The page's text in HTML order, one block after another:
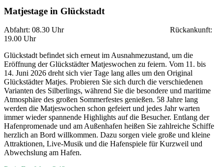
Matjestage in Glückstadt
Abfahrt: 08.30 Uhr Rückankunft:
19.00 Uhr
Glückstadt befindet sich erneut im Ausnahmezustand, um die
Eröffnung der Glückstädter Matjeswochen zu feiern. Vom 11. bis
14. Juni 2026 dreht sich vier Tage lang alles um den Original
Glückstädter Matjes. Probieren Sie sich durch die verschiedenen
Varianten des Silberlings, während Sie die besondere und maritime
Atmosphäre des großen Sommerfestes genießen. 58 Jahre lang
werden die Matjeswochen schon gefeiert und jedes Jahr warten
immer wieder spannende Highlights auf die Besucher. Entlang der
Hafenpromenade und am Außenhafen heißen Sie zahlreiche Schiffe
herzlich an Bord willkommen. Dazu sorgen viele große und kleine
Attraktionen, Live-Musik und die Hafenspiele für Kurzweil und
Abwechslung am Hafen.